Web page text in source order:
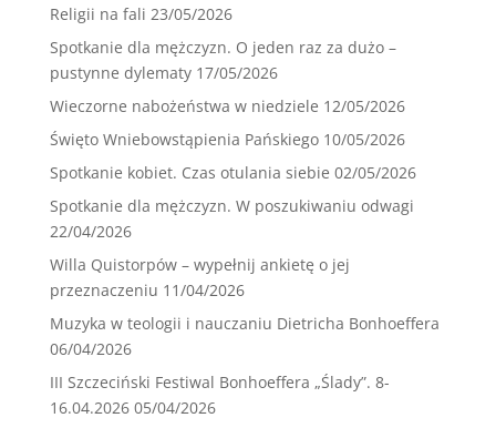
Religii na fali 23/05/2026
Spotkanie dla mężczyzn. O jeden raz za dużo –
pustynne dylematy 17/05/2026
Wieczorne nabożeństwa w niedziele 12/05/2026
Święto Wniebowstąpienia Pańskiego 10/05/2026
Spotkanie kobiet. Czas otulania siebie 02/05/2026
Spotkanie dla mężczyzn. W poszukiwaniu odwagi
22/04/2026
Willa Quistorpów – wypełnij ankietę o jej
przeznaczeniu 11/04/2026
Muzyka w teologii i nauczaniu Dietricha Bonhoeffera
06/04/2026
III Szczeciński Festiwal Bonhoeffera „Ślady”. 8-
16.04.2026 05/04/2026